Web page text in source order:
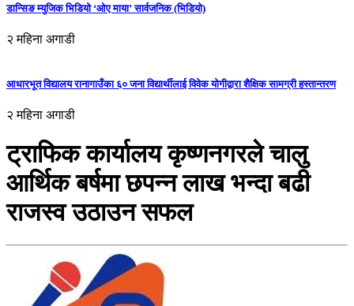
डान्सिङ म्युजिक भिडियो ‘ओए माया’ सार्वजनिक (भिडियो)
२ महिना अगाडी
आधारभूत विद्यालय रानागाउँका ६० जना विद्यार्थीलाई विवेक योगीद्वारा शैक्षिक सामग्री हस्तान्तरण
२ महिना अगाडी
ट्राफिक कार्यालय कृष्णनगरले चालु
आर्थिक बर्षमा छपन्न लाख भन्दा बढी
राजस्व उठाउन सफल